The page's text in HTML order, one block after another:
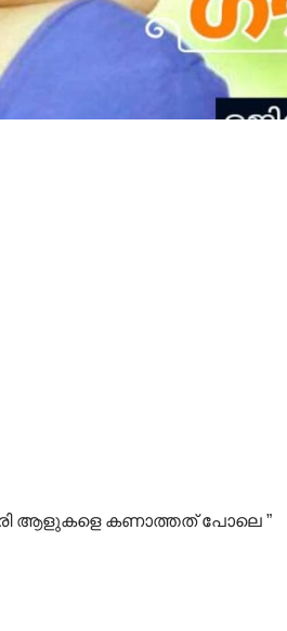
ആളുകളെ കണാത്തത് പോലെ ”